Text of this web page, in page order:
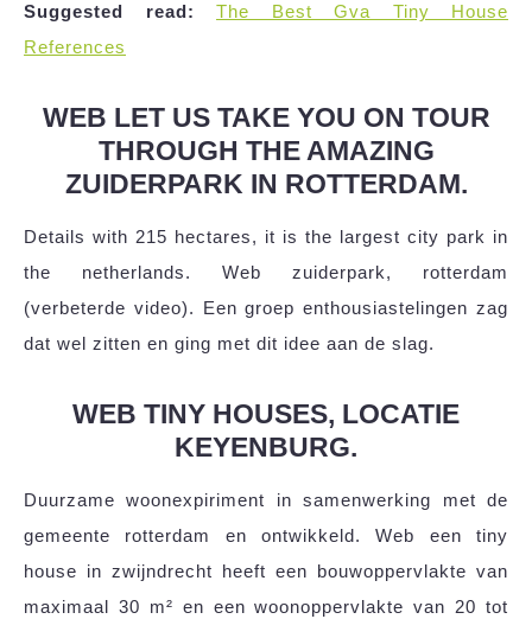
Suggested read:
The Best Gva Tiny House
References
WEB LET US TAKE YOU ON TOUR
THROUGH THE AMAZING
ZUIDERPARK IN ROTTERDAM.
Details with 215 hectares, it is the largest city park in
the netherlands. Web zuiderpark, rotterdam
(verbeterde video). Een groep enthousiastelingen zag
dat wel zitten en ging met dit idee aan de slag.
WEB TINY HOUSES, LOCATIE
KEYENBURG.
Duurzame woonexpiriment in samenwerking met de
gemeente rotterdam en ontwikkeld. Web een tiny
house in zwijndrecht heeft een bouwoppervlakte van
maximaal 30 m² en een woonoppervlakte van 20 tot